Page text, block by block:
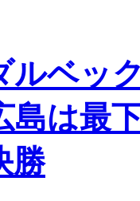
ルベッ
島は最
勝